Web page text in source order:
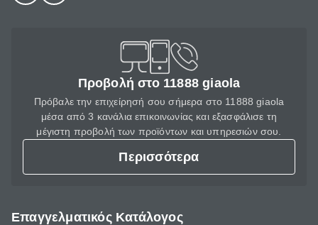
Προβολή στο 11888 giaola
Πρόβαλε την επιχείρησή σου σήμερα στο 11888 giaola
μέσα από 3 κανάλια επικοινωνίας και εξασφάλισε τη
μέγιστη προβολή των προϊόντων και υπηρεσιών σου.
Περισσότερα
Επαγγελματικός Κατάλογος